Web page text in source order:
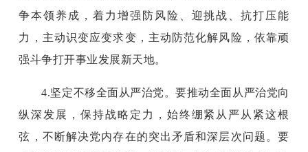
争本领养成，着力增强防风险、迎挑战、抗打压能
力，主动识变应变求变，主动防范化解风险，依靠顽
强斗争打开事业发展新天地。
4.坚定不移全面从严治党。要推动全面从严治党向
纵深发展，保持战略定力，始终绷紧从严从紧这根
弦，不断解决党内存在的突出矛盾和深层次问题。要